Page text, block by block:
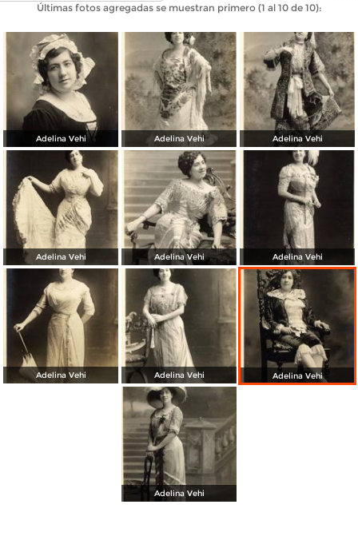
Últimas fotos agregadas se muestran primero (1 al 10 de 10):
Adelina Vehi Adelina Vehi Adelina Vehi
Adelina Vehi Adelina Vehi Adelina Vehi
Adelina Vehi Adelina Vehi Adelina Vehi
Adelina Vehi